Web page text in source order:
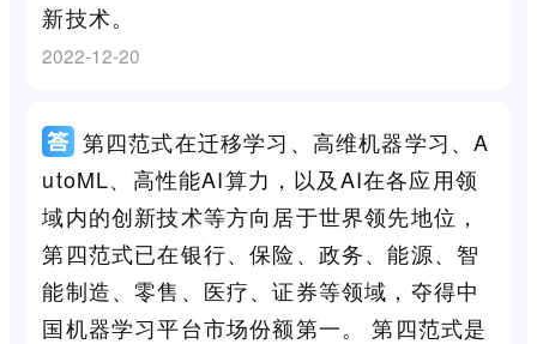
新技术。
2022-12-20
第四范式在迁移学习、高维机器学习、A
utoML、高性能AI算力，以及AI在各应用领
域内的创新技术等方向居于世界领先地位，
第四范式已在银行、保险、政务、能源、智
能制造、零售、医疗、证券等领域，夺得中
国机器学习平台市场份额第一。 第四范式是